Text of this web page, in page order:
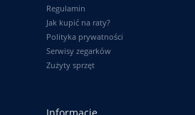
Regulamin
Jak kupić na raty?
Polityka prywatności
Serwisy zegarków
Zużyty sprzęt